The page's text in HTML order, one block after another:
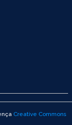
Creative Commons